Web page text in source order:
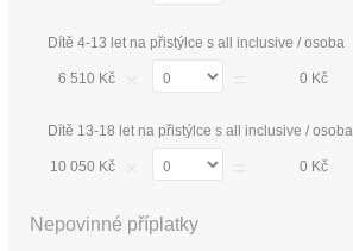
Dítě 4-13 let na přistýlce s all inclusive / osoba
6 510 Kč 0 Kč
Dítě 13-18 let na přistýlce s all inclusive / osoba
10 050 Kč 0 Kč
Nepovinné příplatky